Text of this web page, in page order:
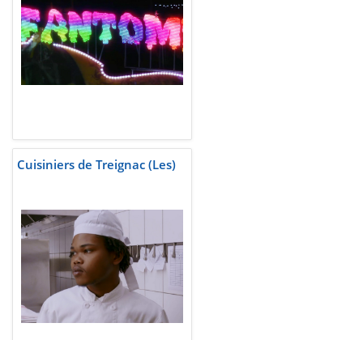
Cuisiniers de Treignac (Les)